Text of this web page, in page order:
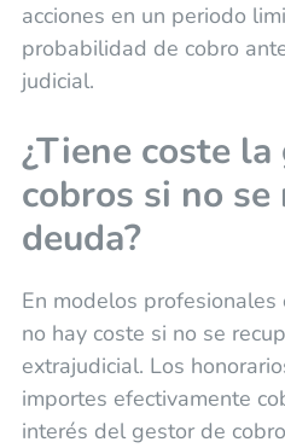
acciones en un periodo
probabilidad de cobro
judicial.
¿Tiene coste
cobros si no se
deuda?
En modelos
no hay coste si no se
extrajudicial. Los
importes efectivamente
interés del gestor de